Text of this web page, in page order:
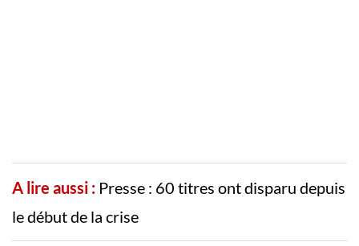
A lire aussi : Presse : 60 titres ont disparu depuis
le début de la crise